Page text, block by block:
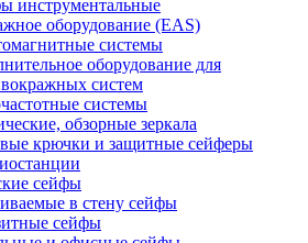
инструментальные
оборудование (EAS)
системы
оборудование для
систем
системы
обзорные зеркала
крючки и защитные сейферы
сейфы
в стену сейфы
сейфы